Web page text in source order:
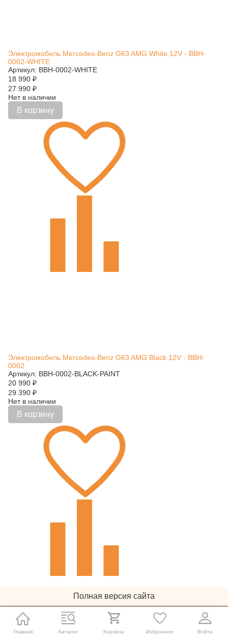
Электромобиль Mercedes-Benz G63 AMG White 12V - BBH-
0002-WHITE
Артикул: BBH-0002-WHITE
18 990 ₽
27 990 ₽
Нет в наличии
В корзину
Электромобиль Mercedes-Benz G63 AMG Black 12V - BBH-
0002
Артикул: BBH-0002-BLACK-PAINT
20 990 ₽
29 390 ₽
Нет в наличии
В корзину
Полная версия сайта
© 2011-2026
Главная Каталог Корзина Избранное Войти